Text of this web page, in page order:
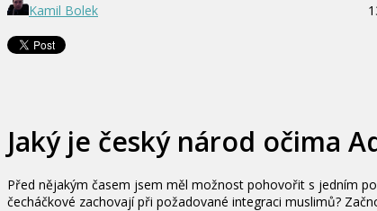
Kamil Bolek
Jaký je český národ očima
Před nějakým časem jsem měl možnost pohovořit s jedním
čecháčkové zachovají při požadované integraci muslimů?